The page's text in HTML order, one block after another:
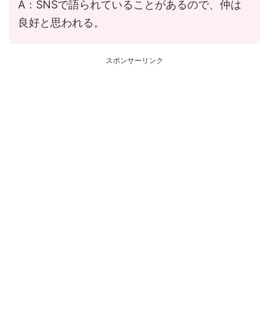
A：SNSで語られていることがあるので、仲は
良好と思われる。
スポンサーリンク